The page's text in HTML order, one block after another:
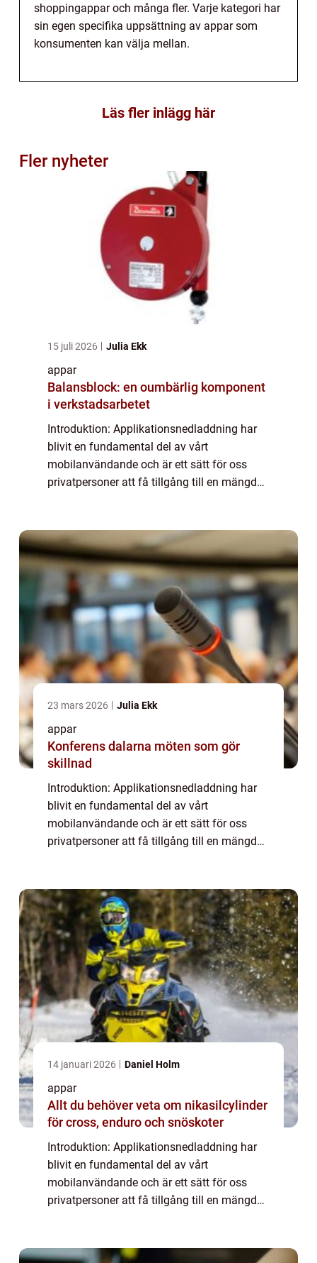
shoppingappar och många fler. Varje kategori har
sin egen specifika uppsättning av appar som
konsumenten kan välja mellan.
Läs fler inlägg här
Fler nyheter
15 juli 2026 Julia Ekk
appar
Balansblock: en oumbärlig komponent
i verkstadsarbetet
Introduktion: Applikationsnedladdning har
blivit en fundamental del av vårt
mobilanvändande och är ett sätt för oss
privatpersoner att få tillgång till en mängd
gr...
23 mars 2026 Julia Ekk
appar
Konferens dalarna möten som gör
skillnad
Introduktion: Applikationsnedladdning har
blivit en fundamental del av vårt
mobilanvändande och är ett sätt för oss
privatpersoner att få tillgång till en mängd
gr...
14 januari 2026 Daniel Holm
appar
Allt du behöver veta om nikasilcylinder
för cross, enduro och snöskoter
Introduktion: Applikationsnedladdning har
blivit en fundamental del av vårt
mobilanvändande och är ett sätt för oss
privatpersoner att få tillgång till en mängd
gr...